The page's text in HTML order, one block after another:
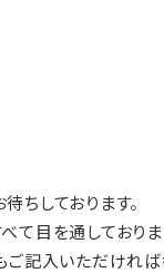
ちしております。
て目を通しており
ご記入いただければ